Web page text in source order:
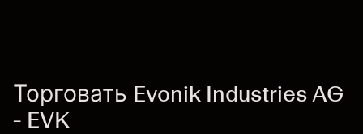
Торговать Evonik Industries AG
- EVK